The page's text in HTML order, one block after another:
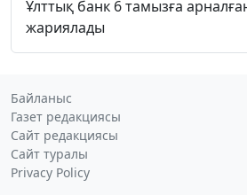
Ұлттық банк 6 тамызға
жариялады
Байланыс
Газет редакциясы
Сайт редакциясы
Сайт туралы
Privacy Policy